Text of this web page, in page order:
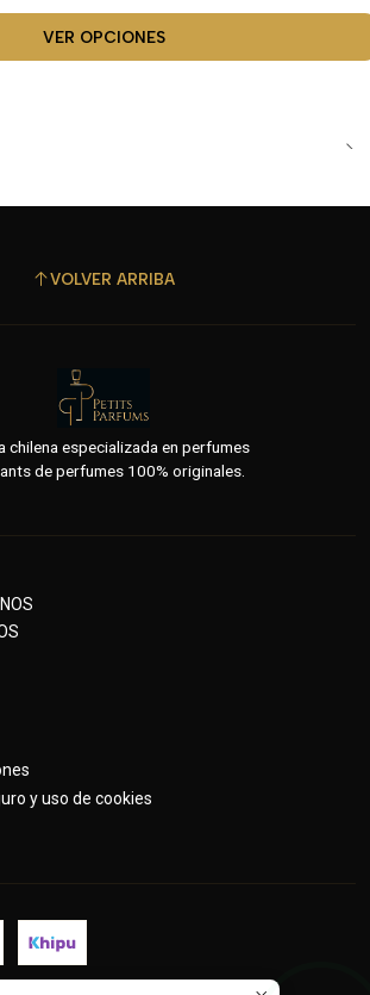
VER OPCIONES
VOLVER ARRIBA
chilena especializada en perfumes
de perfumes 100% originales.
y uso de cookies